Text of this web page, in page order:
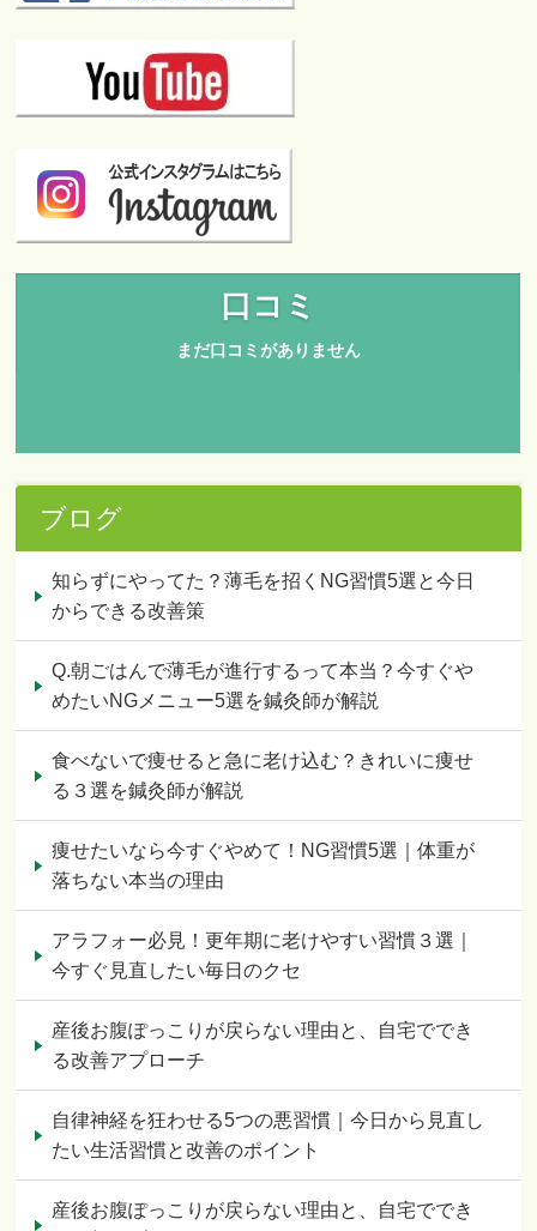
ブログ
知らずにやってた？薄毛を招くNG習慣5選と今日
からできる改善策
Q.朝ごはんで薄毛が進行するって本当？今すぐや
めたいNGメニュー5選を鍼灸師が解説
食べないで痩せると急に老け込む？きれいに痩せ
る３選を鍼灸師が解説
痩せたいなら今すぐやめて！NG習慣5選｜体重が
落ちない本当の理由
アラフォー必見！更年期に老けやすい習慣３選｜
今すぐ見直したい毎日のクセ
産後お腹ぽっこりが戻らない理由と、自宅ででき
る改善アプローチ
自律神経を狂わせる5つの悪習慣｜今日から見直し
たい生活習慣と改善のポイント
産後お腹ぽっこりが戻らない理由と、自宅ででき